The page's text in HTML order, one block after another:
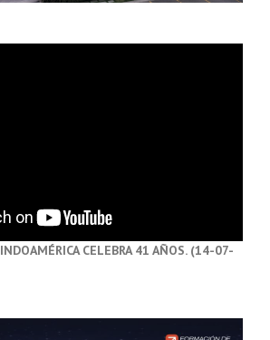
INDOAMÉRICA CELEBRA 41 AÑOS. (14-07-